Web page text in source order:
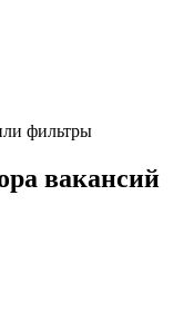
фильтры
вакансий